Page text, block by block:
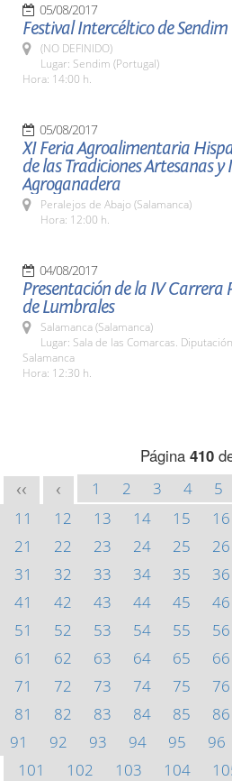
05/08/2017
Festival Intercéltico de Sendim
(NO DEFINIDO)
Lugar: Sendim (Portugal)
Hora: 14:00 h.
05/08/2017
XI Feria Agroalimentaria
de las Tradiciones Artesanas y
Agroganadera
Peralejos de Abajo (Salamanca)
Hora: 12:00 h.
04/08/2017
Presentación de la IV Carrera
de Lumbrales
Salamanca (Salamanca)
Lugar: Sala de las Comarcas.
Salamanca
Hora: 12:30 h.
Página 410
<< < 1 2 3 4 5
11
12 13 14 15 16
21
22 23 24 25 26
31
32 33 34 35 36
41
42 43 44 45 46
51
52 53 54 55 56
61
62 63 64 65 66
71
72 73 74 75 76
81
82 83 84 85 86
91
92 93 94 95 96
101
102 103 104